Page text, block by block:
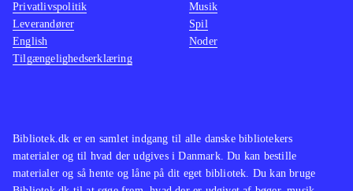
Bibliotek.dk er en samlet indgang til alle danske bibliotekers
materialer og til hvad der udgives i Danmark. Du kan bestille
materialer og så hente og låne på dit eget bibliotek. Du kan bruge
Privatlivspolitik
Leverandører
English
Tilgængelighedserklæring
Musik
Spil
Noder